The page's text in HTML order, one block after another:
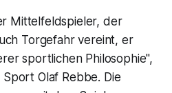
Mittelfeldspieler, der
Torgefahr vereint, er
sportlichen Philosophie",
Olaf Rebbe. Die